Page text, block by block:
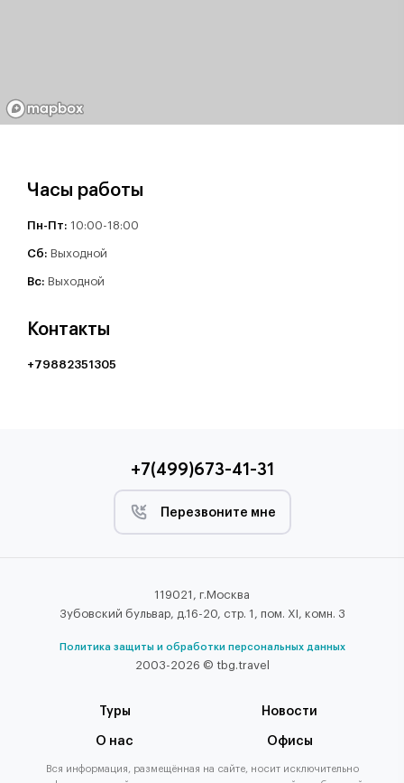
Часы работы
Пн-Пт: 10:00-18:00
Cб: Выходной
Вс: Выходной
Контакты
+79882351305
+7(499)673-41-31
Перезвоните мне
119021, г.Москва
Зубовский бульвар, д.16-20, стр. 1, пом. XI, комн. 3
Политика защиты и обработки персональных данных
2003-2026 © tbg.travel
Туры Новости
О нас Офисы
Вся информация, размещённая на сайте, носит исключительно